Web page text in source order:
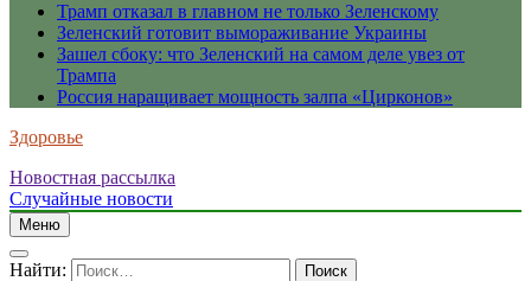
Трамп отказал в главном не только Зеленскому
Зеленский готовит вымораживание Украины
Зашел сбоку: что Зеленский на самом деле увез от
Трампа
Россия наращивает мощность залпа «Цирконов»
Здоровье
Новостная рассылка
Случайные новости
Меню
Найти: